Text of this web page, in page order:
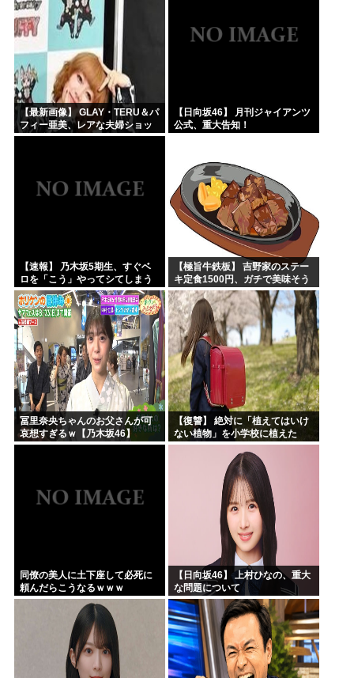
【最新画像】 GLAY・TERU＆パ
フィー亜美、レアな夫婦ショッ
トを公開してしまう！
【日向坂46】 月刊ジャイアンツ
公式、重大告知！
【速報】 乃木坂5期生、すぐベ
ロを「こう」やってシてしまう
ｗｗｗｗｗｗ
【極旨牛鉄板】 吉野家のステー
キ定食1500円、ガチで美味そう
ｗｗｗ
冨里奈央ちゃんのお父さんが可
哀想すぎるｗ【乃木坂46】
【復讐】 絶対に「植えてはいけ
ない植物」を小学校に植えた
→20年経って見に行くと…
「！？」衝撃の光景が・・・
同僚の美人に土下座して必死に
頼んだらこうなるｗｗｗ
【日向坂46】 上村ひなの、重大
な問題について